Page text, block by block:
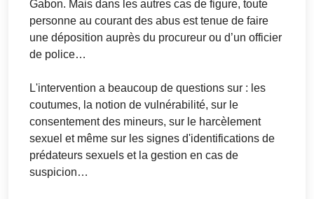
Gabon. Mais dans les autres cas de figure, toute
personne au courant des abus est tenue de faire
une déposition auprès du procureur ou d’un officier
de police…
L'intervention a beaucoup de questions sur : les
coutumes, la notion de vulnérabilité, sur le
consentement des mineurs, sur le harcèlement
sexuel et même sur les signes d'identifications de
prédateurs sexuels et la gestion en cas de
suspicion…